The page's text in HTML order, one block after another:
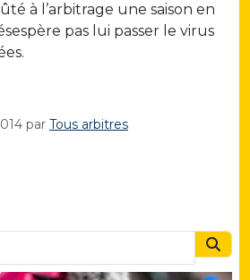
à l’arbitrage une saison en
pas lui passer le virus
par Tous arbitres